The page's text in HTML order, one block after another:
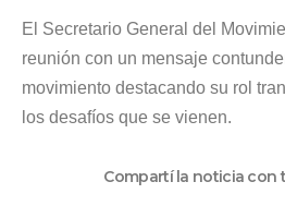
El Secretario General del
reunión con un mensaje
movimiento destacando su rol
los desafíos que se vienen.
Compartí la noticia con